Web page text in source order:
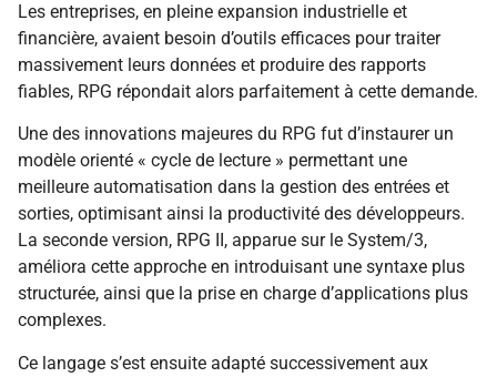
Les entreprises, en pleine expansion industrielle et
financière, avaient besoin d’outils efficaces pour traiter
massivement leurs données et produire des rapports
fiables, RPG répondait alors parfaitement à cette demande.
Une des innovations majeures du RPG fut d’instaurer un
modèle orienté « cycle de lecture » permettant une
meilleure automatisation dans la gestion des entrées et
sorties, optimisant ainsi la productivité des développeurs.
La seconde version, RPG II, apparue sur le System/3,
améliora cette approche en introduisant une syntaxe plus
structurée, ainsi que la prise en charge d’applications plus
complexes.
Ce langage s’est ensuite adapté successivement aux